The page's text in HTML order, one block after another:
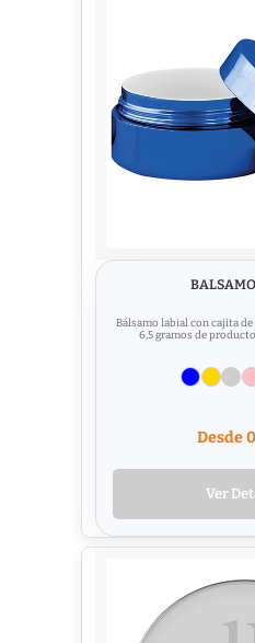
Bálsamo labial con cajita
6,5 gramos de
Desde
Ver